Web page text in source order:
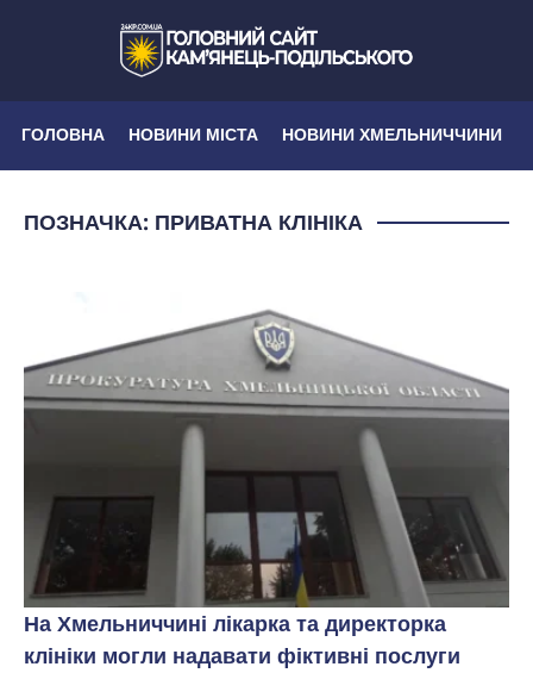
ГОЛОВНА НОВИНИ МІСТА НОВИНИ ХМЕЛЬНИЧЧИНИ
ПОЗНАЧКА: ПРИВАТНА КЛІНІКА
На Хмельниччині лікарка та директорка
клініки могли надавати фіктивні послуги